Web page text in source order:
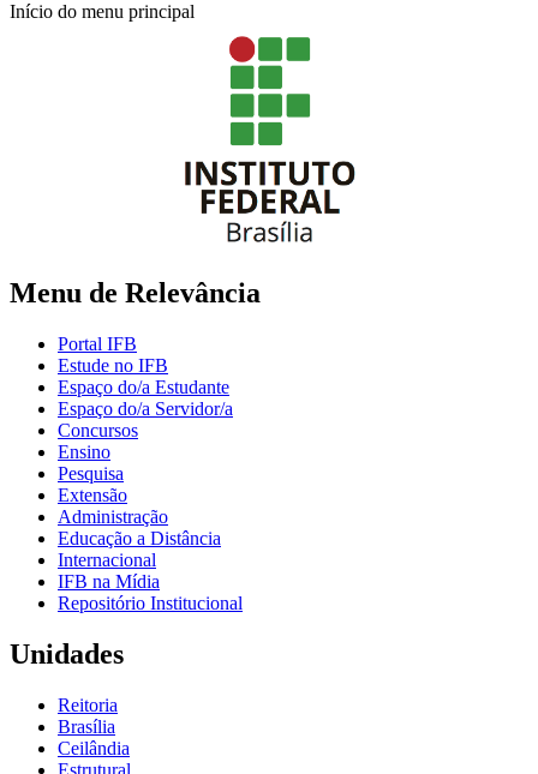
Início do menu principal
Menu de Relevância
Portal IFB
Estude no IFB
Espaço do/a Estudante
Espaço do/a Servidor/a
Concursos
Ensino
Pesquisa
Extensão
Administração
Educação a Distância
Internacional
IFB na Mídia
Repositório Institucional
Unidades
Reitoria
Brasília
Ceilândia
Estrutural